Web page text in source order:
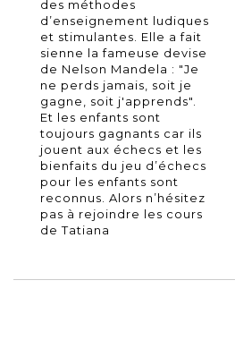
des méthodes
d’enseignement ludiques
et stimulantes. Elle a fait
sienne la fameuse devise
de Nelson Mandela : "Je
ne perds jamais, soit je
gagne, soit j'apprends".
Et les enfants sont
toujours gagnants car ils
jouent aux échecs et les
bienfaits du jeu d’échecs
pour les enfants sont
reconnus. Alors n’hésitez
pas à rejoindre les cours
de Tatiana